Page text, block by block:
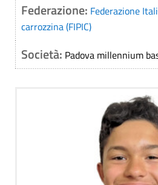
Federazione: Federazione
carrozzina (FIPIC)
Società: Padova millennium